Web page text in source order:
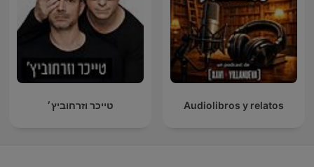
טייכר וזרחוביץ׳ Audiolibros y relatos